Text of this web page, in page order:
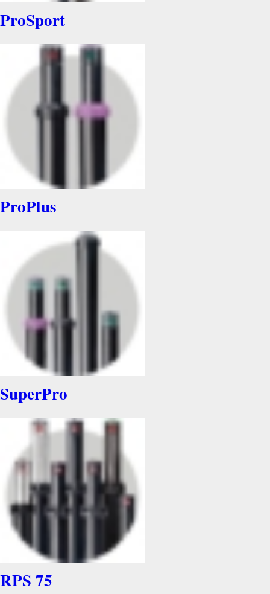
ProSport
ProPlus
SuperPro
RPS 75